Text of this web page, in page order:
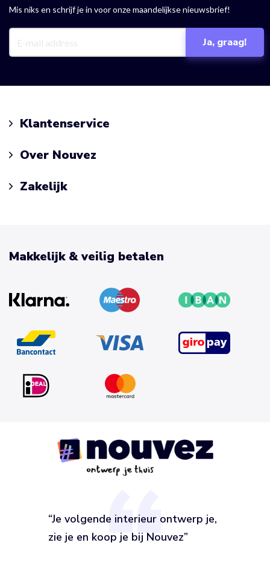
Mis niks en schrijf je in voor onze maandelijkse nieuwsbrief!
Klantenservice
Over Nouvez
Zakelijk
“Je volgende interieur ontwerp je,
zie je en koop je bij Nouvez”
Makkelijk & veilig betalen